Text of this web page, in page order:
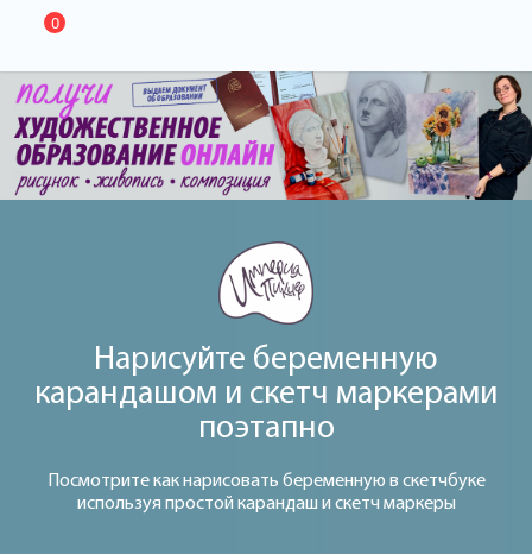
0
Нарисуйте беременную
карандашом и скетч маркерами
поэтапно
Посмотрите как нарисовать беременную в скетчбуке
используя простой карандаш и скетч маркеры